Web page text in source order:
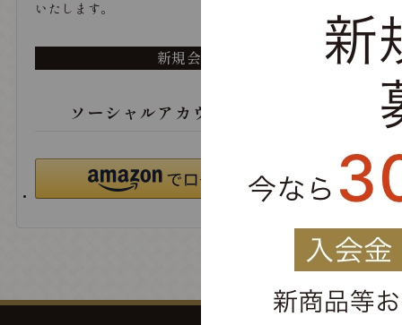
いたします。
新規会員登録
ソーシャルアカウントでログイン